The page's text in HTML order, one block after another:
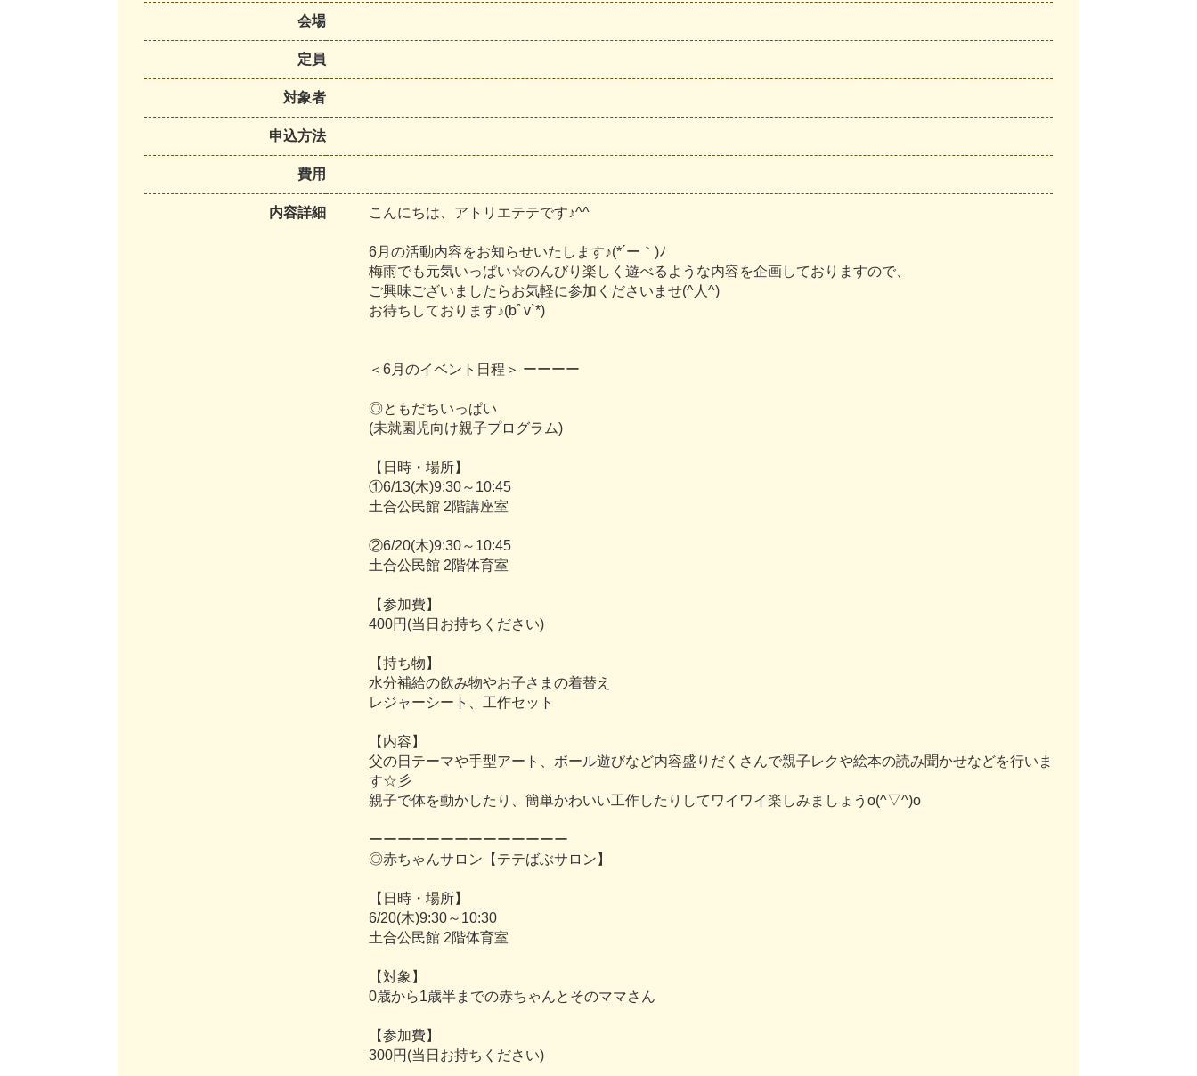
会場
定員
対象者
申込方法
費用
内容詳細 こ んにちは、 ア ト リ エテテです♪^^
6月 の活動内容をお知らせいた し ま す♪(*´ー ｀ )ﾉ
梅雨でも元気いっぱい☆のんびり 楽 し く 遊べる よ う な内容を企画してお り ま すので、
ご興味ござい ま した らお気軽に参加 く ださ い ま せ(^人^)
お待ち してお り ま す♪(bﾟv`*)
＜ 6月 のイベン ト 日 程 ＞ ーーーー
◎と もだちいっぱい
(未就園 児向け親子プロ グラム)
【 日 時 ・ 場所】
①6/13(木)9:30～ 10:45
土合公民館 2階講座室
②6/20(木)9:30～ 10:45
土合公民館 2階体育室
【参加費】
400円 (当 日 お持ち く ださ い)
【持ち物 】
水分補給の飲み物やお子さ ま の着替え
レ ジャーシー ト 、 工作セッ ト
【 内容 】
父の日 テーマや手型アー ト 、 ボール遊びなど内容盛 り だ く さ んで親子レ クや絵本の読み聞かせなどを行い ま
す☆ 彡
親子で体を動かした り 、 簡単かわいい工作した り して ワイ ワイ楽 しみ ま し ょ う o(^▽^)o
ーーーーーーーーーーーーーー
◎赤ち ゃんサ ロ ン 【 テテばぶサ ロ ン 】
【 日 時 ・ 場所】
6/20(木)9:30～ 10:30
土合公民館 2階体育室
【 対象 】
0歳から1歳半ま での赤ち ゃんと そのママさ ん
【参加費】
300円 (当 日 お持ち く ださ い)